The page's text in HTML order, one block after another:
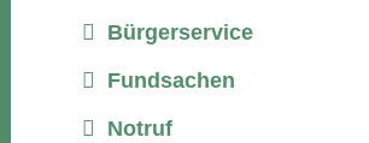
Bürgerservice
Fundsachen
Notruf